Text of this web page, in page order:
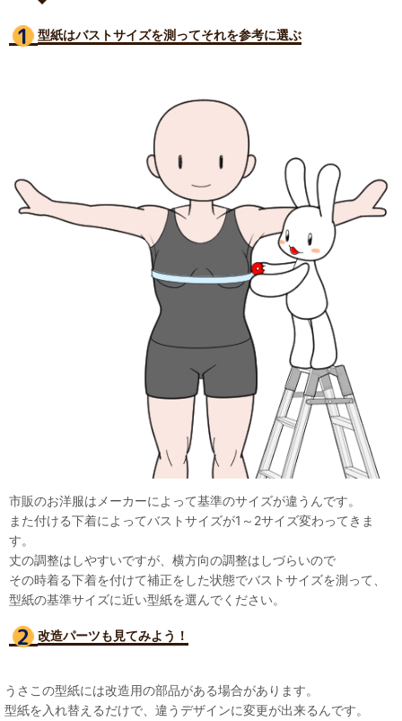
型紙はバストサイズを測ってそれを参考に選ぶ
市販のお洋服はメーカーによって基準のサイズが違うんです。
また付ける下着によってバストサイズが1～2サイズ変わってきま
す。
丈の調整はしやすいですが、横方向の調整はしづらいので
その時着る下着を付けて補正をした状態でバストサイズを測って、
型紙の基準サイズに近い型紙を選んでください。
改造パーツも見てみよう！
うさこの型紙には改造用の部品がある場合があります。
型紙を入れ替えるだけで、違うデザインに変更が出来るんです。